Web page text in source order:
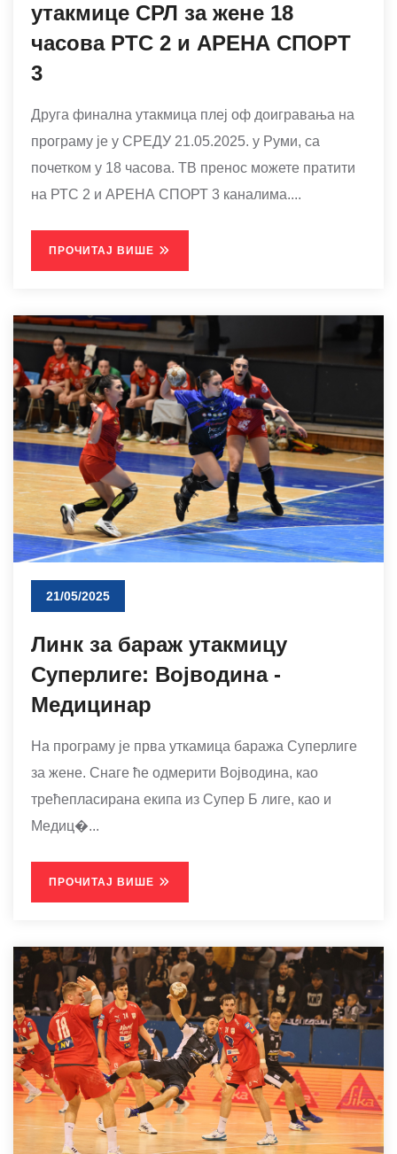
утакмице СРЛ за жене 18
часова РТС 2 и АРЕНА СПОРТ
3
Друга финална утакмица плеј оф доигравања на
програму је у СРЕДУ 21.05.2025. у Руми, са
почетком у 18 часова. ТВ пренос можете пратити
на РТС 2 и АРЕНА СПОРТ 3 каналима....
ПРОЧИТАЈ ВИШЕ
21/05/2025
Линк за бараж утакмицу
Суперлиге: Војводина -
Медицинар
На програму је прва уткамица баража Суперлиге
за жене. Снаге ће одмерити Војводина, као
трећепласирана екипа из Супер Б лиге, као и
Медиц�...
ПРОЧИТАЈ ВИШЕ